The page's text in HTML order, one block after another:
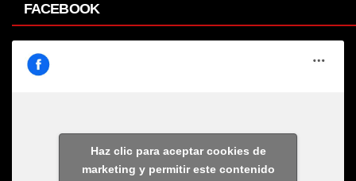
FACEBOOK
Haz clic para aceptar cookies de
marketing y permitir este contenido